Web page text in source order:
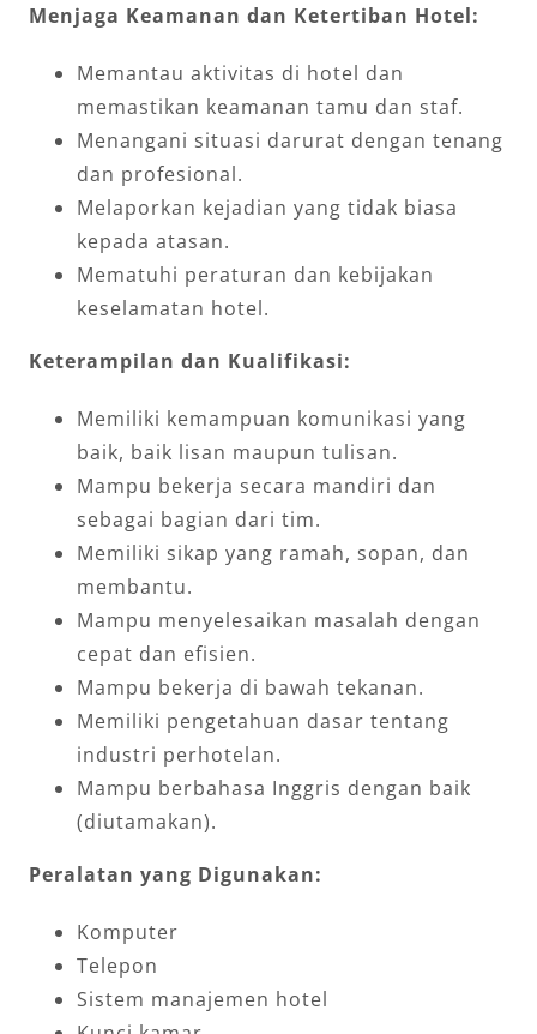
Menjaga Keamanan dan Ketertiban Hotel:
Memantau aktivitas di hotel dan
memastikan keamanan tamu dan staf.
Menangani situasi darurat dengan tenang
dan profesional.
Melaporkan kejadian yang tidak biasa
kepada atasan.
Mematuhi peraturan dan kebijakan
keselamatan hotel.
Keterampilan dan Kualifikasi:
Memiliki kemampuan komunikasi yang
baik, baik lisan maupun tulisan.
Mampu bekerja secara mandiri dan
sebagai bagian dari tim.
Memiliki sikap yang ramah, sopan, dan
membantu.
Mampu menyelesaikan masalah dengan
cepat dan efisien.
Mampu bekerja di bawah tekanan.
Memiliki pengetahuan dasar tentang
industri perhotelan.
Mampu berbahasa Inggris dengan baik
(diutamakan).
Peralatan yang Digunakan:
Komputer
Telepon
Sistem manajemen hotel